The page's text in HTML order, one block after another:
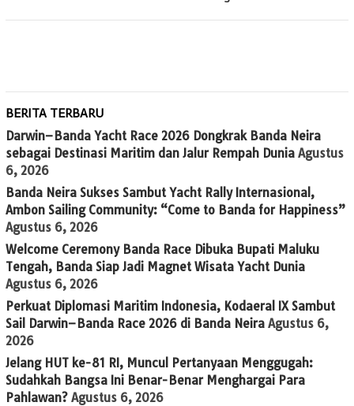
BERITA TERBARU
Darwin–Banda Yacht Race 2026 Dongkrak Banda Neira
sebagai Destinasi Maritim dan Jalur Rempah Dunia Agustus
6, 2026
Banda Neira Sukses Sambut Yacht Rally Internasional,
Ambon Sailing Community: “Come to Banda for Happiness”
Agustus 6, 2026
Welcome Ceremony Banda Race Dibuka Bupati Maluku
Tengah, Banda Siap Jadi Magnet Wisata Yacht Dunia
Agustus 6, 2026
Perkuat Diplomasi Maritim Indonesia, Kodaeral IX Sambut
Sail Darwin–Banda Race 2026 di Banda Neira Agustus 6,
2026
Jelang HUT ke-81 RI, Muncul Pertanyaan Menggugah:
Sudahkah Bangsa Ini Benar-Benar Menghargai Para
Pahlawan? Agustus 6, 2026